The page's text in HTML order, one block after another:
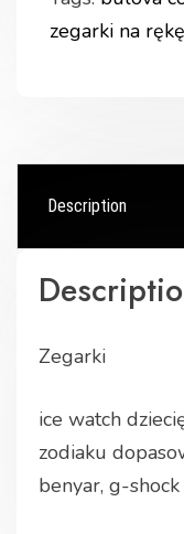
zegarki na rękę
Description
Zegarki
ice watch
zodiaku
benyar, g-